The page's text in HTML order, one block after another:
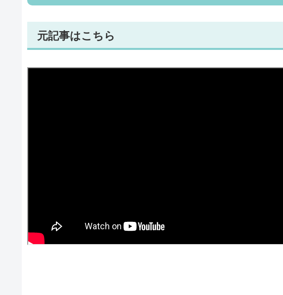
元記事はこちら